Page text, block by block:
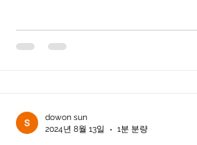
dowon sun
2024년 8월 13일
1분 분량